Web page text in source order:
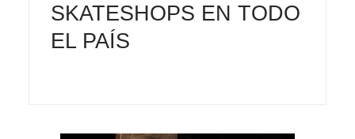
SKATESHOPS EN TODO
EL PAÍS